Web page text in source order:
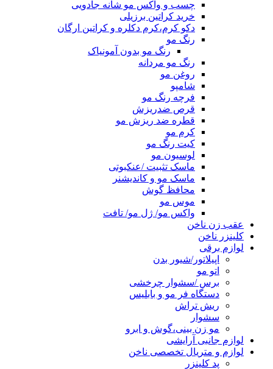
چسب و واکس مو شانه جادویی
خرید کراتین برزیلی
دکو کرم،کرم دکلره و کراتین ارگان
رنگ مو
رنگ مو بدون آمونیاک
رنگ مو مردانه
روغن مو
شامپو
فرچه رنگ مو
قرص ضدریزش
قطره ضد ریزش مو
کرم مو
کیت رنگ مو
لوسیون مو
ماسک تثبیت /عنکبوتی
ماسک مو و کاندیشنر
محافظ گوش
موس مو
واکس مو/ ژل مو/ تافت
عقب زن ناخن
کلینزر ناخن
لوازم برقی
اپیلاتور/شیور بدن
اتو مو
برس /سشوار چرخشی
دستگاه فر مو و بابلیس
ریش تراش
سشوار
مو زن بینی،گوش و ابرو
لوازم جانبی آرایشی
لوازم و متریال تخصصی ناخن
پد کلینزر